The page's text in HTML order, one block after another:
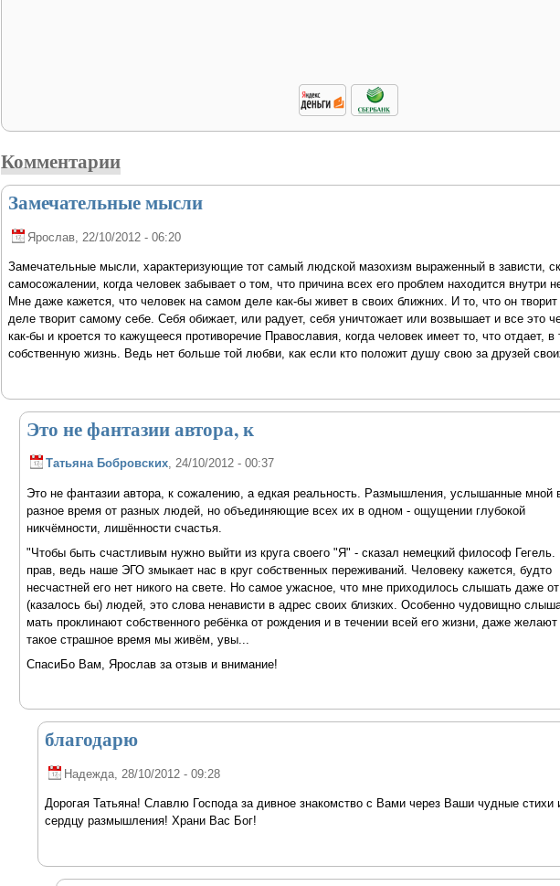
Комментарии
Замечательные мысли
Ярослав, 22/10/2012 - 06:20
Замечательные мысли, характеризующие тот самый людской мазохизм выраженный в зависти,
самосожалении, когда человек забывает о том, что причина всех его проблем находится внутри
Мне даже кажется, что человек на самом деле как-бы живет в своих ближних. И то, что он
деле творит самому себе. Себя обижает, или радует, себя уничтожает или возвышает и все это
как-бы и кроется то кажущееся противоречие Православия, когда человек имеет то, что отдает,
собственную жизнь. Ведь нет больше той любви, как если кто положит душу свою за друзей
Это не фантазии автора, к
Татьяна Бобровских, 24/10/2012 - 00:37
Это не фантазии автора, к сожалению, а едкая реальность. Размышления, услышанные мной
разное время от разных людей, но объединяющие всех их в одном - ощущении глубокой
никчёмности, лишённости счастья.
"Чтобы быть счастливым нужно выйти из круга своего "Я" - сказал немецкий философ Гегель.
прав, ведь наше ЭГО змыкает нас в круг собственных переживаний. Человеку кажется, будто
несчастней его нет никого на свете. Но самое ужасное, что мне приходилось слышать даже
(казалось бы) людей, это слова ненависти в адрес своих близких. Особенно чудовищно
мать проклинают собственного ребёнка от рождения и в течении всей его жизни, даже
такое страшное время мы живём, увы...
СпасиБо Вам, Ярослав за отзыв и внимание!
благодарю
Надежда, 28/10/2012 - 09:28
Дорогая Татьяна! Славлю Господа за дивное знакомство с Вами через Ваши чудные стихи
сердцу размышления! Храни Вас Бог!